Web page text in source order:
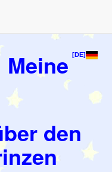
[DE]
Meine
den